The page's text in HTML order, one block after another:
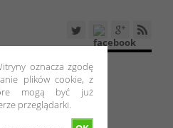
oznacza zgodę
plików cookie, z
mogą być już
przeglądarki.